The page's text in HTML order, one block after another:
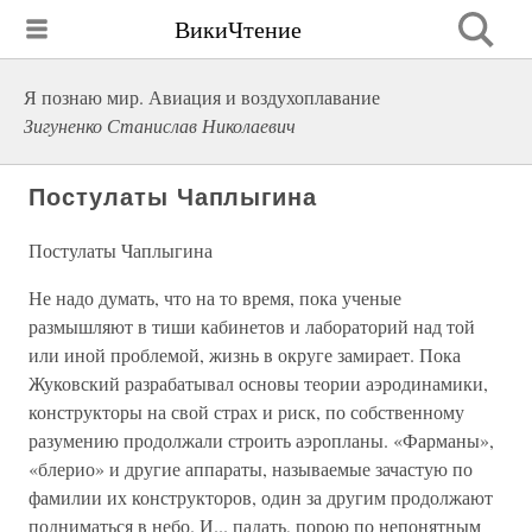
ВикиЧтение
Я познаю мир. Авиация и воздухоплавание
Зигуненко Станислав Николаевич
Постулаты Чаплыгина
Постулаты Чаплыгина
Не надо думать, что на то время, пока ученые
размышляют в тиши кабинетов и лабораторий над той
или иной проблемой, жизнь в округе замирает. Пока
Жуковский разрабатывал основы теории аэродинамики,
конструкторы на свой страх и риск, по собственному
разумению продолжали строить аэропланы. «Фарманы»,
«блерио» и другие аппараты, называемые зачастую по
фамилии их конструкторов, один за другим продолжают
подниматься в небо. И... падать, порою по непонятным